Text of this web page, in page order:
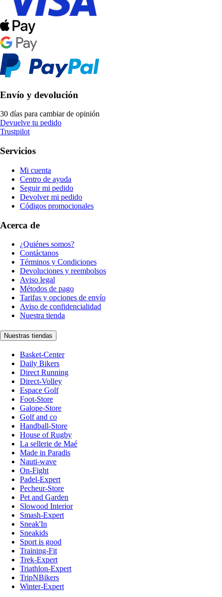
Envío y devolución
30 días para cambiar de opinión
Devuelve tu pedido
Trustpilot
Servicios
Mi cuenta
Centro de ayuda
Seguir mi pedido
Devolver mi pedido
Códigos promocionales
Acerca de
¿Quiénes somos?
Contáctanos
Términos y Condiciones
Devoluciones y reembolsos
Aviso legal
Métodos de pago
Tarifas y opciones de envío
Aviso de confidencialidad
Nuestra tienda
Nuestras tiendas
Basket-Center
Daily Bikers
Direct Running
Direct-Volley
Espace Golf
Foot-Store
Galope-Store
Golf and co
Handball-Store
House of Rugby
La sellerie de Maé
Made in Paradis
Nauti-wave
On-Fight
Padel-Expert
Pecheur-Store
Pet and Garden
Slowood Interior
Smash-Expert
Sneak'In
Sneakids
Sport is good
Training-Fit
Trek-Expert
Triathlon-Expert
TripNBikers
Winter-Expert